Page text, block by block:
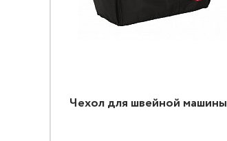
Чехол для швейной машины